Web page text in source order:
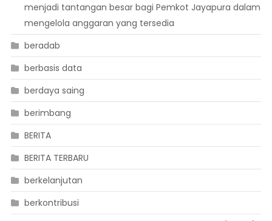
menjadi tantangan besar bagi Pemkot Jayapura dalam
mengelola anggaran yang tersedia
beradab
berbasis data
berdaya saing
berimbang
BERITA
BERITA TERBARU
berkelanjutan
berkontribusi